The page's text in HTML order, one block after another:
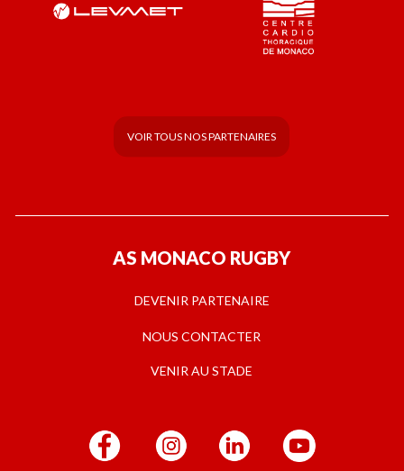
VOIR TOUS NOS PARTENAIRES
AS MONACO RUGBY
DEVENIR PARTENAIRE
NOUS CONTACTER
VENIR AU STADE